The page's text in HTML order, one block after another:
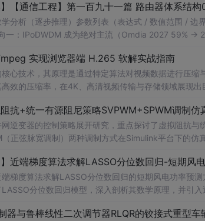
】【通信工程】第一百九十一篇 路由器体系结构
分析（逐步推理）参数列表（表达式 / 数值范围 /
一：IPoDWDM 成为绝对主流（Omdia 2027 59% →
实现浏览器端 H.265 软解实战指南
心技术，其原理是通过特定算法对视频数据进行压
效的压缩率，在4K、高清视频传输与存储领域展现
）编译为可在浏览器中高效运行的模块，实现纯软件
抗+统一有源阻尼策略SVPWM+SPWM调制仿
逆变器的控制策略展开研究，重点探讨了虚拟阻抗
正弦脉宽调制）两种调制方式在Simulink平台下的仿
现、动态响应分析及谐波抑制效果评估，同时拓展涉
器控制系统仿真体系。; 适合人群：适用于从事电力电子、新能源发电、智能电网及相关领域的研究生、
具备三相并网逆变器控制理论基础并熟悉MATLAB/Simulink
、高可靠性的并网逆变器产品提供先进的控制方案与技术原型支持；; 阅读建议：建
】近端梯度算法求解LASSO分位数回归-短期风
梯度算法求解LASSO分位数回归的短期风电功率预
分位数回归模型，深入剖析其数学原理，并引
具有更强的稳定性和准确性。此外，文档还整合了电
与鲁棒线性二次调节器RLQR的铰接式重型车